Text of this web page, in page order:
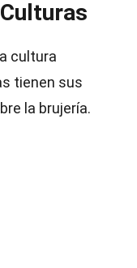
cultura
tienen sus
la brujería.